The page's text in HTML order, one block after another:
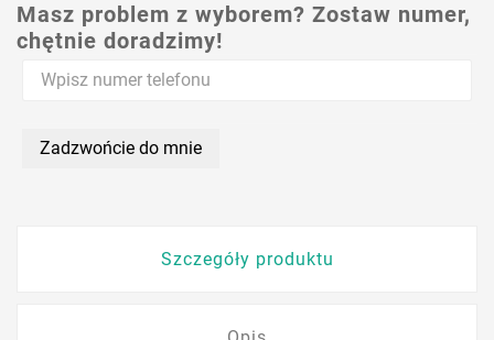
Masz problem z wyborem? Zostaw numer,
chętnie doradzimy!
Zadzwońcie do mnie
Szczegóły produktu